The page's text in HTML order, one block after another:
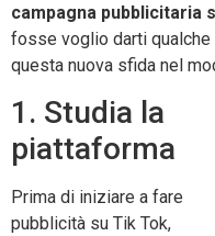
campagna pubblicitaria
fosse voglio darti
questa nuova sfida nel
1. Studia la
piattaforma
Prima di iniziare a fare
pubblicità su Tik Tok,